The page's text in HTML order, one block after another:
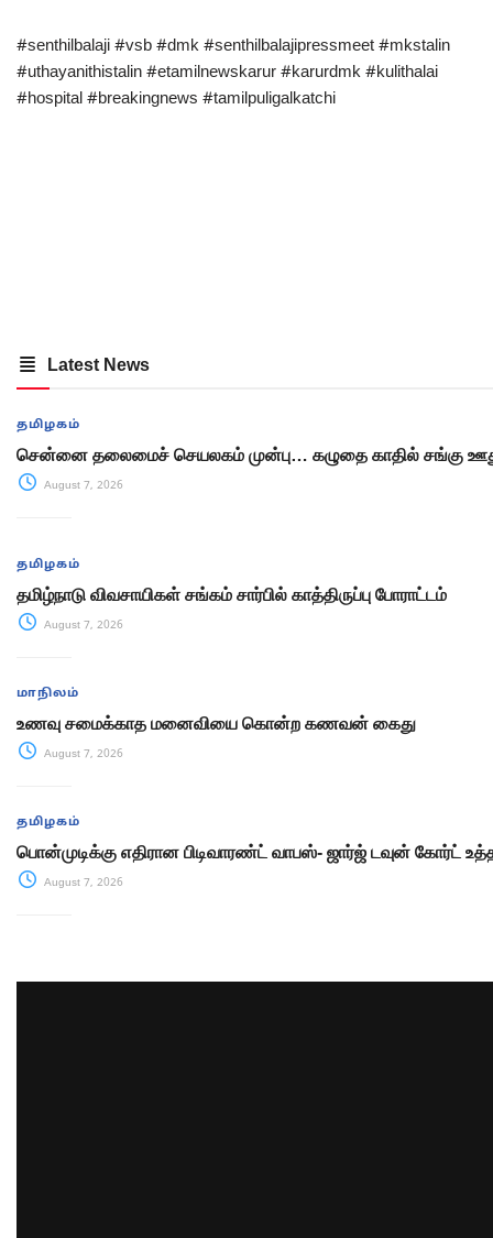
#senthilbalaji #vsb #dmk #senthilbalajipressmeet #mkstalin
#uthayanithistalin #etamilnewskarur #karurdmk #kulithalai
#hospital #breakingnews #tamilpuligalkatchi
Latest News
தமிழகம்
சென்னை தலைமைச் செயலகம் முன்பு… கழுதை காதில் சங்கு
August 7, 2026
தமிழகம்
தமிழ்நாடு விவசாயிகள் சங்கம் சார்பில் காத்திருப்பு போராட்டம்
August 7, 2026
மாநிலம்
உணவு சமைக்காத மனைவியை கொன்ற கணவன் கைது
August 7, 2026
தமிழகம்
பொன்முடிக்கு எதிரான பிடிவாரண்ட் வாபஸ்- ஜார்ஜ் டவுன் கோர்ட்
August 7, 2026